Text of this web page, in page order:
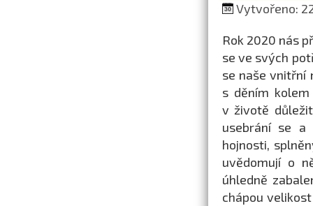
Vytvořeno:
Rok 2020 nás
se ve svých
se naše vnitřní
s děním
v životě
usebrání se a
hojnosti,
uvědomují o
úhledně
chápou